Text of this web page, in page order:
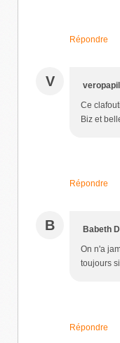
Répondre
V
Ce
Biz et
Répondre
B Babeth
On n'a
toujours si
Répondre